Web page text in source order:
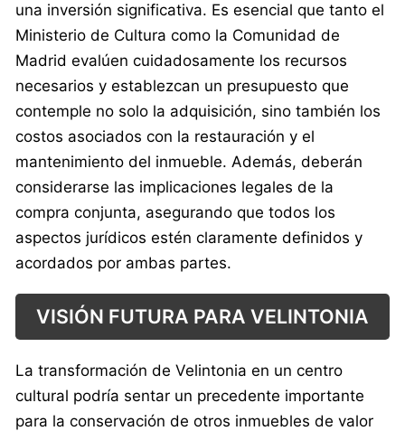
una inversión significativa. Es esencial que tanto el
Ministerio de Cultura como la Comunidad de
Madrid evalúen cuidadosamente los recursos
necesarios y establezcan un presupuesto que
contemple no solo la adquisición, sino también los
costos asociados con la restauración y el
mantenimiento del inmueble. Además, deberán
considerarse las implicaciones legales de la
compra conjunta, asegurando que todos los
aspectos jurídicos estén claramente definidos y
acordados por ambas partes.
VISIÓN FUTURA PARA VELINTONIA
La transformación de Velintonia en un centro
cultural podría sentar un precedente importante
para la conservación de otros inmuebles de valor